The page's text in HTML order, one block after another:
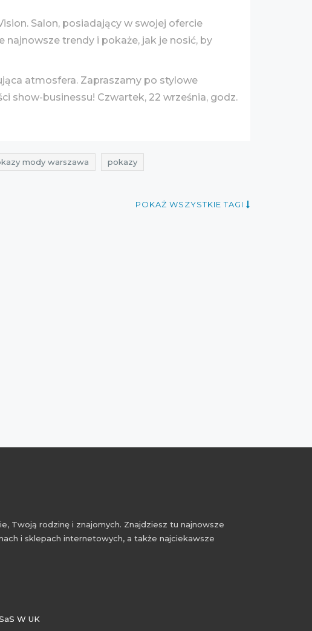
Salon, posiadający w swojej ofercie
trendy i pokaże, jak je nosić, by
atmosfera. Zapraszamy po stylowe
show-businessu! Czwartek, 22 września, godz.
mody warszawa pokazy
POKAŻ WSZYSTKIE TAGI
Twoją rodzinę i znajomych. Znajdziesz tu najnowsze
i sklepach internetowych, a także najciekawsze
W UK